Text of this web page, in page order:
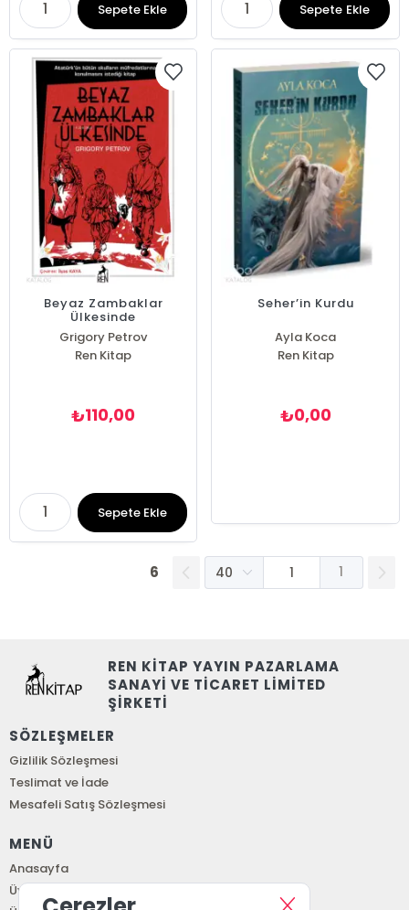
Sepete Ekle Sepete Ekle
Beyaz Zambaklar
Ülkesinde
Grigory Petrov
Ren Kitap
₺110,00
Sepete Ekle
Seher’in Kurdu
Ayla Koca
Ren Kitap
₺0,00
6 1
REN KİTAP YAYIN PAZARLAMA
SANAYİ VE TİCARET LİMİTED
ŞİRKETİ
SÖZLEŞMELER
Gizlilik Sözleşmesi
Teslimat ve İade
Mesafeli Satış Sözleşmesi
MENÜ
Anasayfa
Üye Girişi